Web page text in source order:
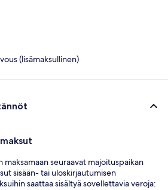
(lisämaksullinen)
maksamaan seuraavat majoituspaikan
sisään- tai uloskirjautumisen
saattaa sisältyä sovellettavia veroja: